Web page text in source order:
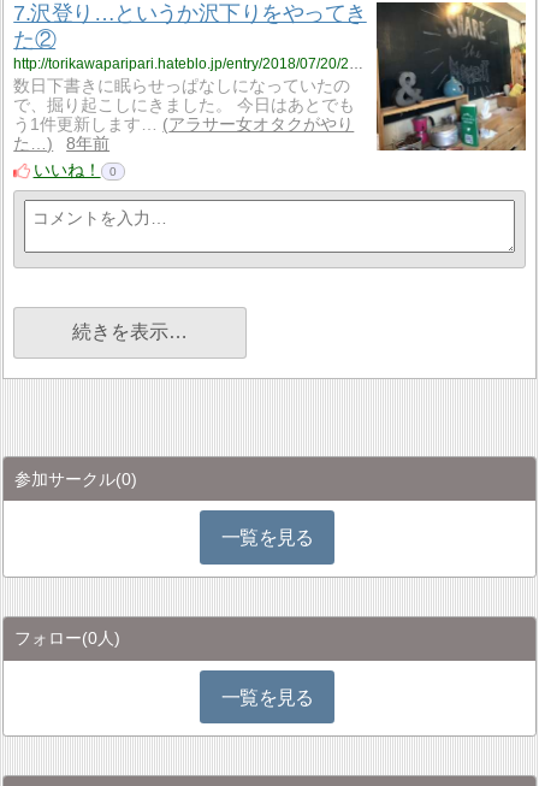
7.沢登り…というか沢下りをやってき
た②
http://torikawaparipari.hateblo.jp/entry/2018/07/20/205542
数日下書きに眠らせっぱなしになっていたの
で、掘り起こしにきました。 今日はあとでも
う1件更新します…
アラサー女オタクがやり
た…
8年前
いいね！
0
続きを表示…
参加サークル(0)
一覧を見る
フォロー(0人)
一覧を見る